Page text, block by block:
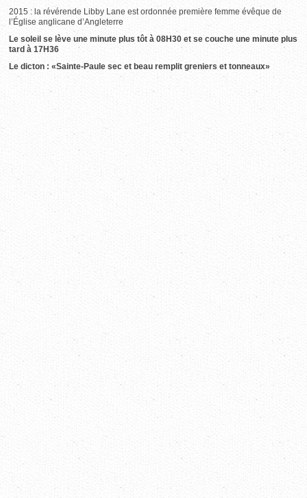
2015 : la révérende Libby Lane est ordonnée première femme évêque de
l’Église anglicane d’Angleterre
Le soleil se lève une minute plus tôt à 08H30 et se couche une minute plus
tard à 17H36
Le dicton : «Sainte-Paule sec et beau remplit greniers et tonneaux»